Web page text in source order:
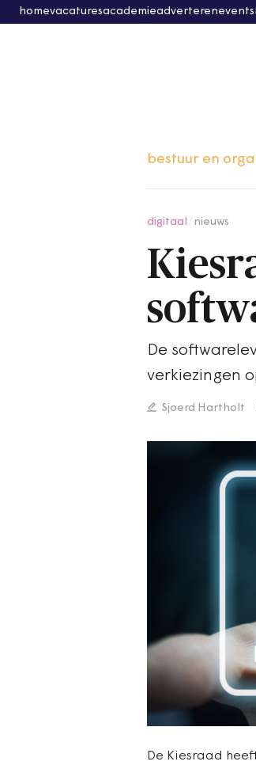
homevacaturesacademieadverterenevents
bestuur en
digitaal nieuws
De
verkiezingen
Sjoerd Hartholt
De Kiesraad